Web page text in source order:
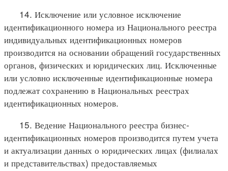
14. Исключение или условное исключение
идентификационного номера из Национального реестра
индивидуальных идентификационных номеров
производится на основании обращений государственных
органов, физических и юридических лиц. Исключенные
или условно исключенные идентификационные номера
подлежат сохранению в Национальных реестрах
идентификационных номеров.
15. Ведение Национального реестра бизнес-
идентификационных номеров производится путем учета
и актуализации данных о юридических лицах (филиалах
и представительствах) предоставляемых